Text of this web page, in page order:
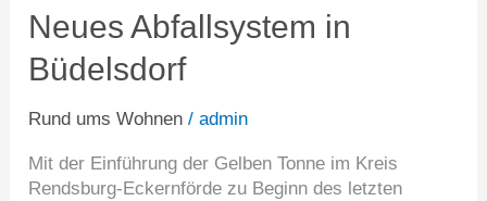
Neues Abfallsystem in
Büdelsdorf
Rund ums Wohnen /admin
Mit der Einführung der Gelben Tonne im Kreis
Rendsburg-Eckernförde zu Beginn des letzten
in
Büdelsdorf